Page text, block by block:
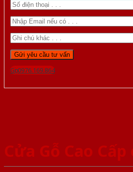
Gọi 0976.169.864
Cửa Gỗ Cao